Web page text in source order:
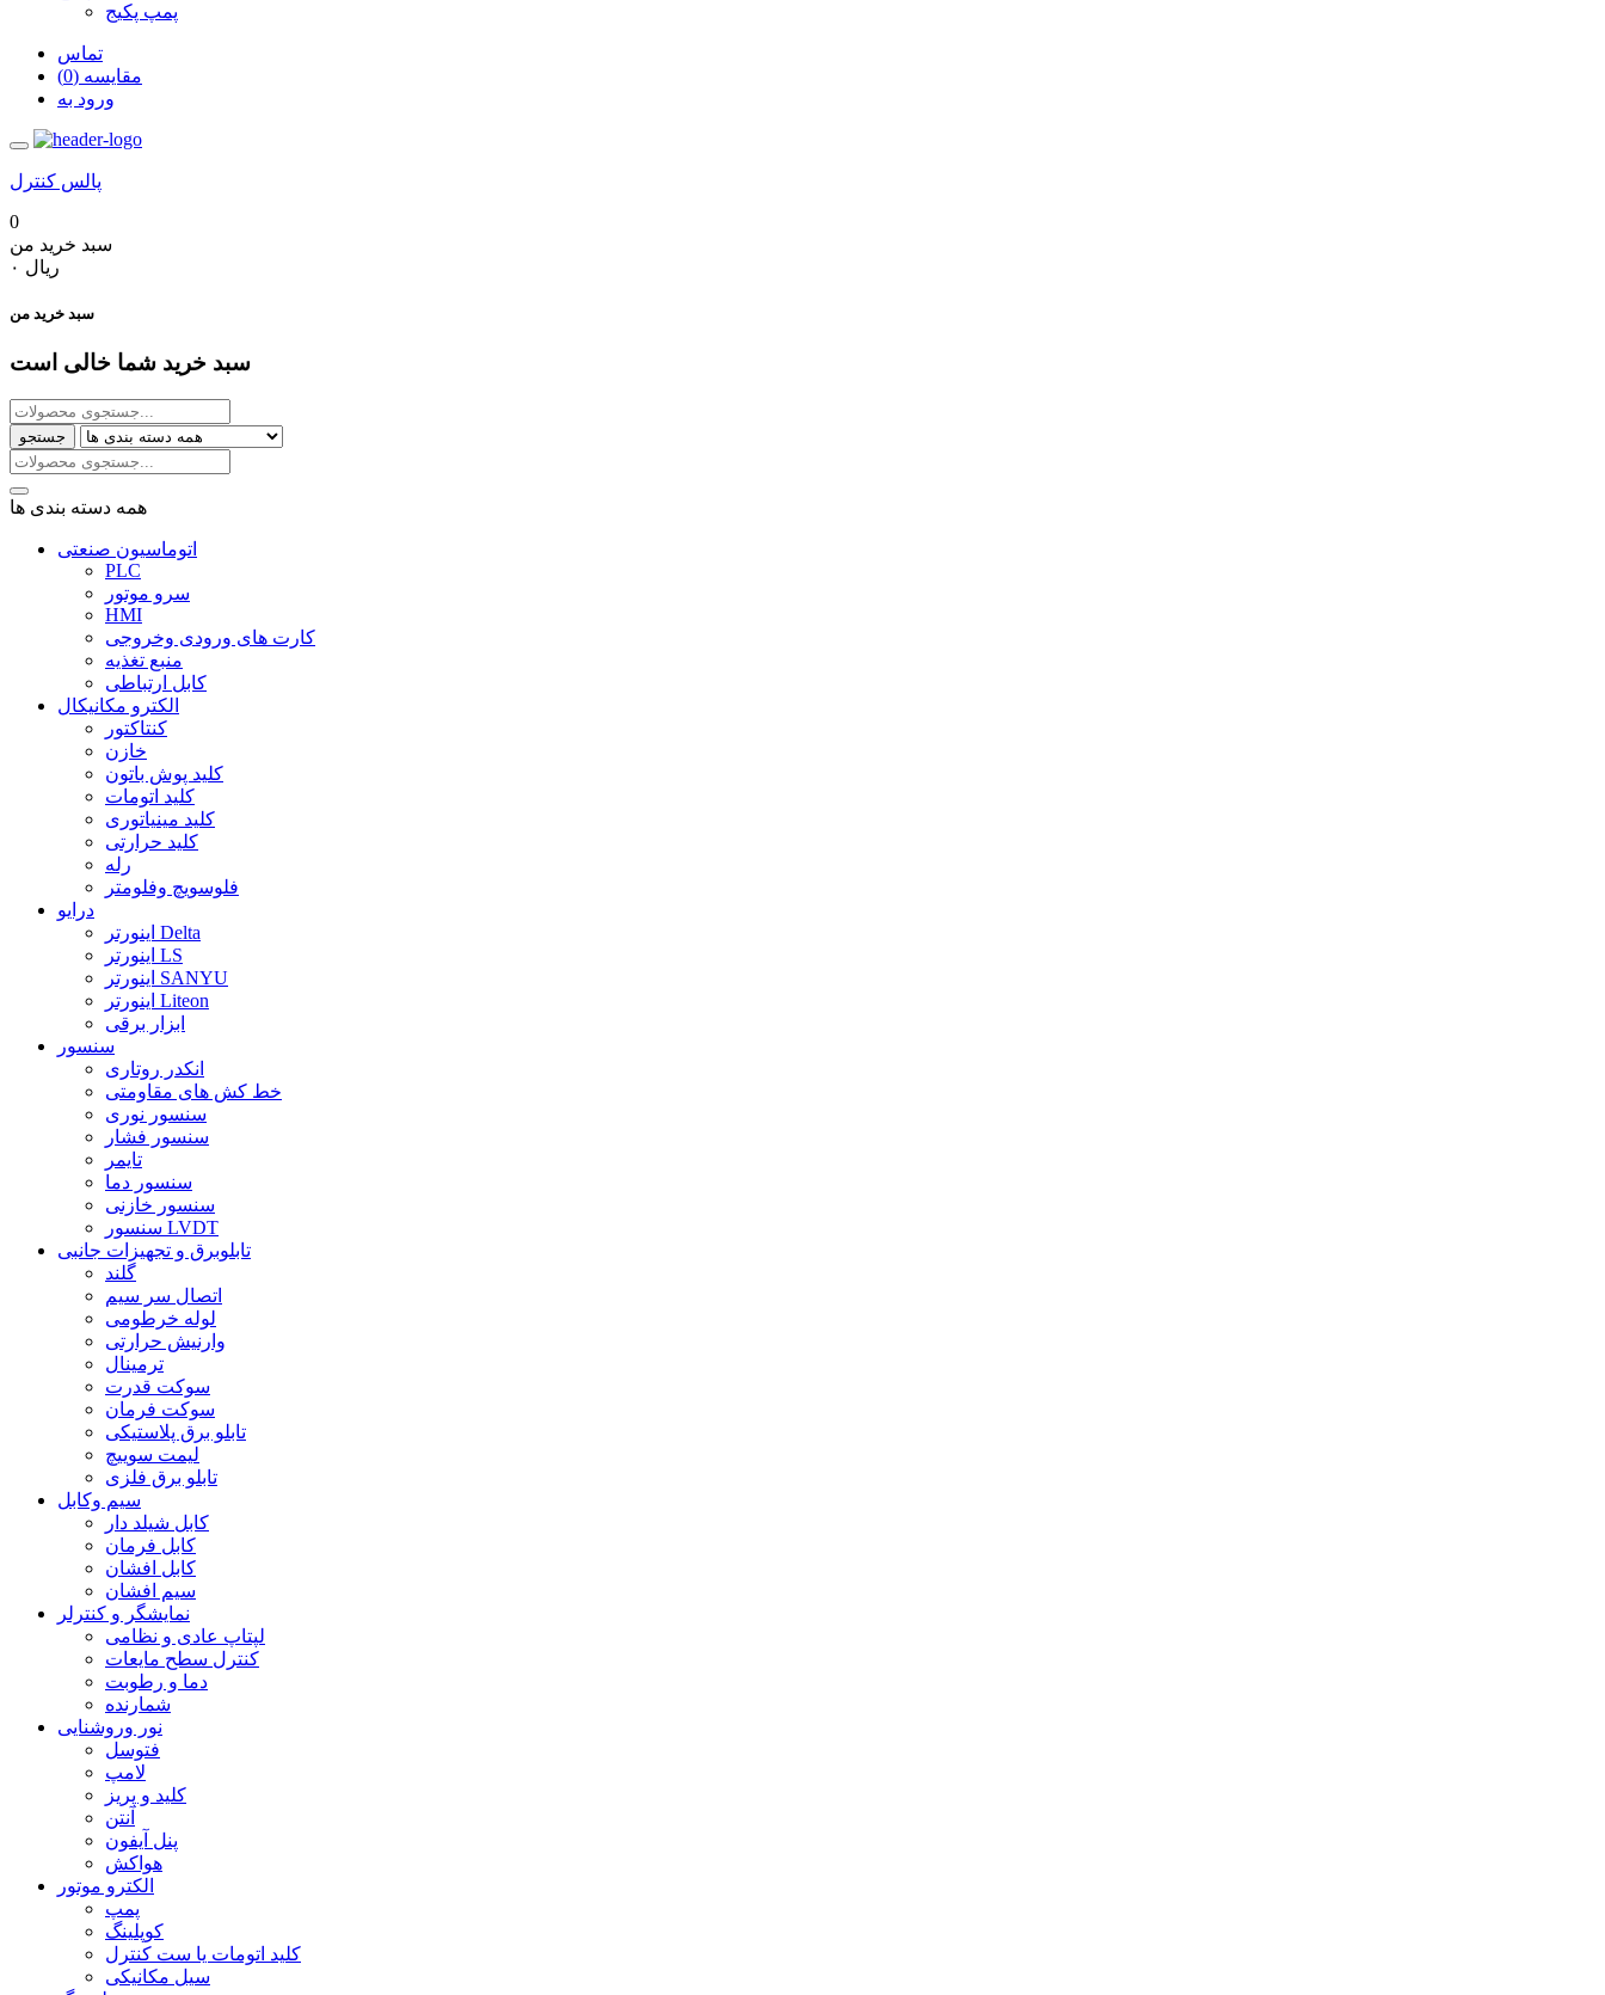
پمپ پکیج
تماس
مقایسه (0)
ورود به
پالس کنترل
0
سبد خرید من
‎ریال ۰
سبد خرید من
سبد خرید شما خالی است
جستجو
همه دسته بندی ها
اتوماسیون صنعتی
PLC
سرو موتور
HMI
کارت های ورودی وخروجی
منبع تغذیه
کابل ارتباطی
الکترو مکانیکال
کنتاکتور
خازن
کلید پوش باتون
کلید اتومات
کلید مینیاتوری
کلید حرارتی
رله
فلوسویچ وفلومتر
درایو
اینورتر Delta
اینورتر LS
اینورتر SANYU
اینورتر Liteon
ابزار برقی
سنسور
انکدر روتاری
خط کش های مقاومتی
سنسور نوری
سنسور فشار
تایمر
سنسور دما
سنسور خازنی
سنسور LVDT
تابلوبرق و تجهیزات جانبی
گلند
اتصال سر سیم
لوله خرطومی
وارنیش حرارتی
ترمینال
سوکت قدرت
سوکت فرمان
تابلو برق پلاستیکی
لیمت سوییچ
تابلو برق فلزی
سیم وکابل
کابل شیلد دار
کابل فرمان
کابل افشان
سیم افشان
نمایشگر و کنترلر
لپتاپ عادی و نظامی
کنترل سطح مایعات
دما و رطوبت
شمارنده
نور وروشنایی
فتوسل
لامپ
کلید و پریز
آنتن
پنل آیفون
هواکش
الکترو موتور
پمپ
کوپلینگ
کلید اتومات یا ست کنترل
سیل مکانیکی